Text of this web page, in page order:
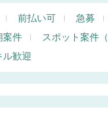
前払い可 急募
案件 スポット案件（
ル歓迎